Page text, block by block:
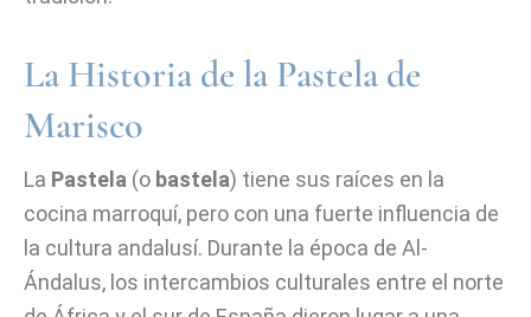
La Historia de la Pastela de
Marisco
La Pastela (o bastela) tiene sus raíces en la
cocina marroquí, pero con una fuerte influencia de
la cultura andalusí. Durante la época de Al-
Ándalus, los intercambios culturales entre el norte